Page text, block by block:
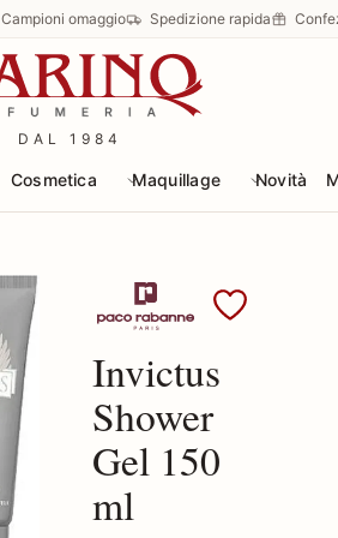
Campioni omaggio Spedizione rapida
DAL 1984
Cosmetica Maquillage Novità
Scopri i prodotti Paco
Invictus
Shower
Gel 150
ml